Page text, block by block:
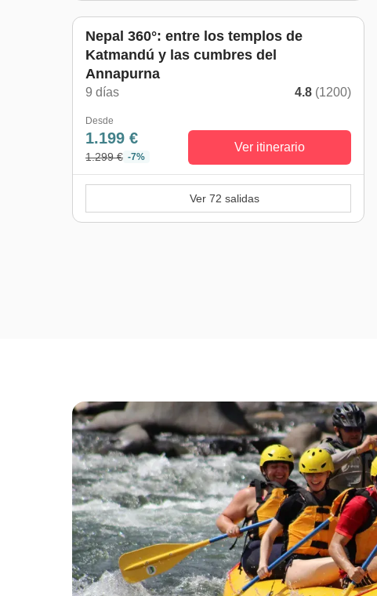
Nepal 360°: entre los templos de
Katmandú y las cumbres del
Annapurna
9 días 4.8 (1200)
Desde
1.199 €
1.299 € -7%
Ver itinerario
Ver 72 salidas